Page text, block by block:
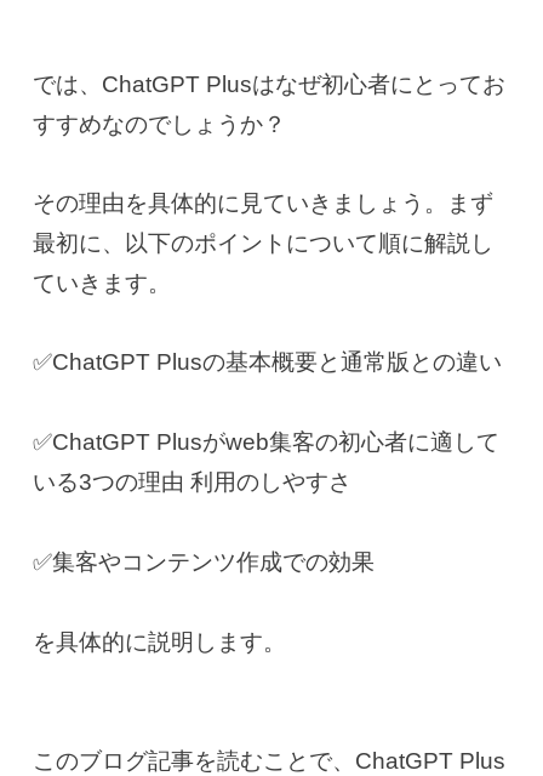
では、ChatGPT Plusはなぜ初心者にとってお
すすめなのでしょうか？
その理由を具体的に見ていきましょう。まず
最初に、以下のポイントについて順に解説し
ていきます。
✅ChatGPT Plusの基本概要と通常版との違い
✅ChatGPT Plusがweb集客の初心者に適して
いる3つの理由 利用のしやすさ
✅集客やコンテンツ作成での効果
を具体的に説明します。
このブログ記事を読むことで、ChatGPT Plus